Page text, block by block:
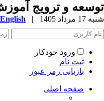
و ترویج
مرداد 1405 |
English
ورود خودکار
ثبت نام
بازیابی رمز عبور
صفحه اصلی